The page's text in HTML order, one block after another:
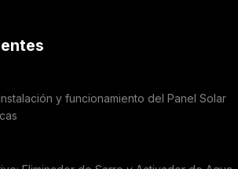
y funcionamiento del Panel Solar